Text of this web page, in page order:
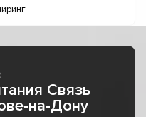
Связь
на-Дону